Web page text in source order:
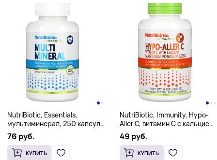
NutriBiotic, Essentials,
мультиминерал, 250 капсул
без глютена
76 руб.
КУПИТЬ
NutriBiotic, Immunity, Hypo-
Aller C, витамин C с кальцием,
магнием, калием и цинком,
227 г (8 унций)
49 руб.
КУПИТЬ